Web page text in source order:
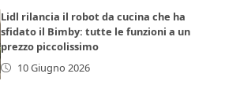
Lidl rilancia il robot da cucina che ha
sfidato il Bimby: tutte le funzioni a un
prezzo piccolissimo
10 Giugno 2026